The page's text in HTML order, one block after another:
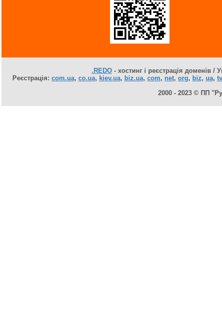
.REDO - хостинг і реєстрація доменів /
Реєстрація: com.ua, co.ua, kiev.ua, biz.ua, com, net, org, biz, ua, tv
2000 - 2023 © ПП